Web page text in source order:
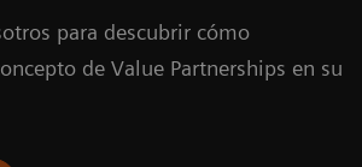
para descubrir cómo
de Value Partnerships en su